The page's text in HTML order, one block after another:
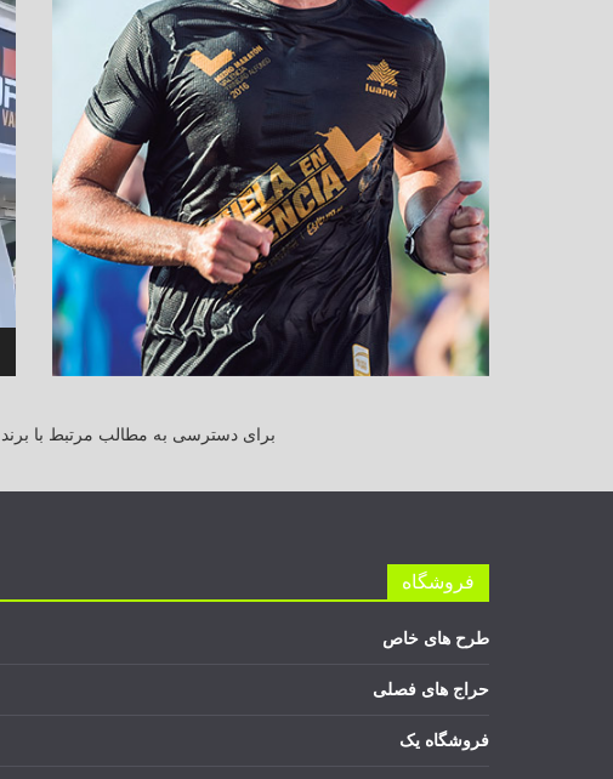
برای دسترسی به مطالب مرتبط با برند
فروشگاه
طرح های خاص
حراج های فصلی
فروشگاه یک